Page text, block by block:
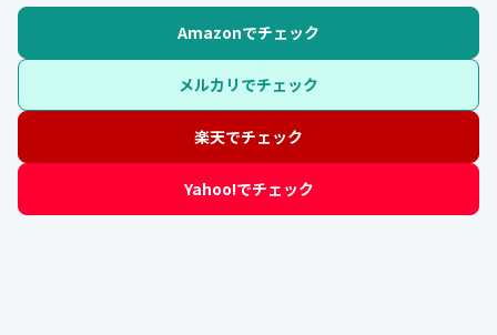
Amazonでチェック
メルカリでチェック
楽天でチェック
Yahoo!でチェック